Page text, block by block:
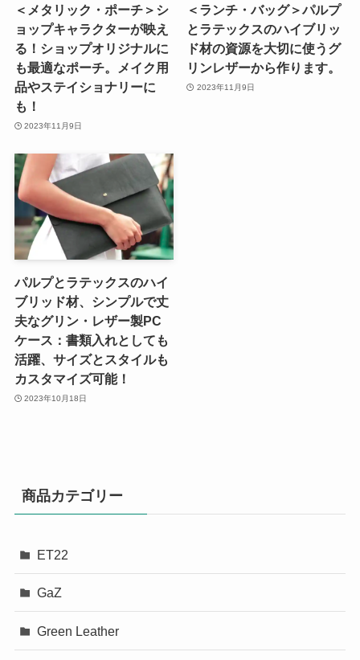
＜メタリック・ポーチ＞シ
ョップキャラクターが映え
る！ショップオリジナルに
も最適なポーチ。メイク用
品やステイショナリーに
も！
2023年11月9日
＜ランチ・バッグ＞パルプ
とラテックスのハイブリッ
ド材の資源を大切に使うグ
リンレザーから作ります。
2023年11月9日
パルプとラテックスのハイ
ブリッド材、シンプルで丈
夫なグリン・レザー製PC
ケース：書類入れとしても
活躍、サイズとスタイルも
カスタマイズ可能！
2023年10月18日
商品カテゴリー
ET22
GaZ
Green Leather